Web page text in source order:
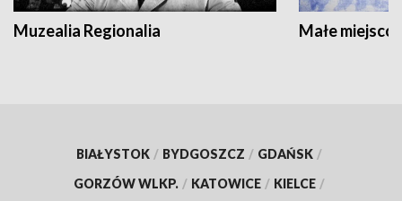
Muzealia Regionalia Małe
BIAŁYSTOK / BYDGOSZCZ / GDAŃSK /
GORZÓW WLKP. / KATOWICE / KIELCE /